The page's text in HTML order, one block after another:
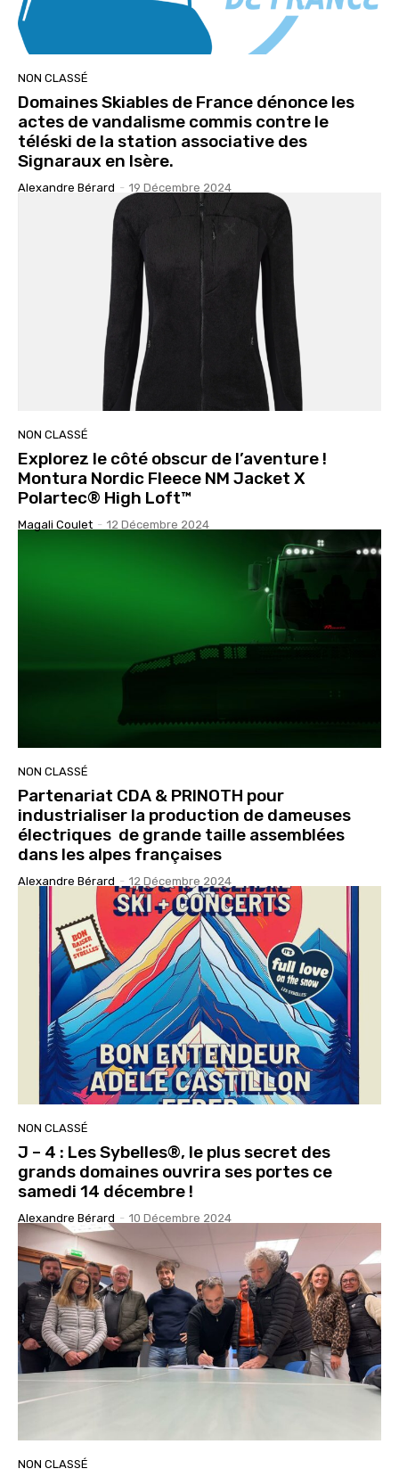
NON CLASSÉ
Domaines Skiables de France dénonce les
actes de vandalisme commis contre le
téléski de la station associative des
Signaraux en Isère.
Alexandre Bérard - 19 Décembre 2024
NON CLASSÉ
Explorez le côté obscur de l’aventure !
Montura Nordic Fleece NM Jacket X
Polartec® High Loft™
Magali Coulet - 12 Décembre 2024
NON CLASSÉ
Partenariat CDA & PRINOTH pour
industrialiser la production de dameuses
électriques de grande taille assemblées
dans les alpes françaises
Alexandre Bérard - 12 Décembre 2024
NON CLASSÉ
J – 4 : Les Sybelles®, le plus secret des
grands domaines ouvrira ses portes ce
samedi 14 décembre !
Alexandre Bérard - 10 Décembre 2024
NON CLASSÉ